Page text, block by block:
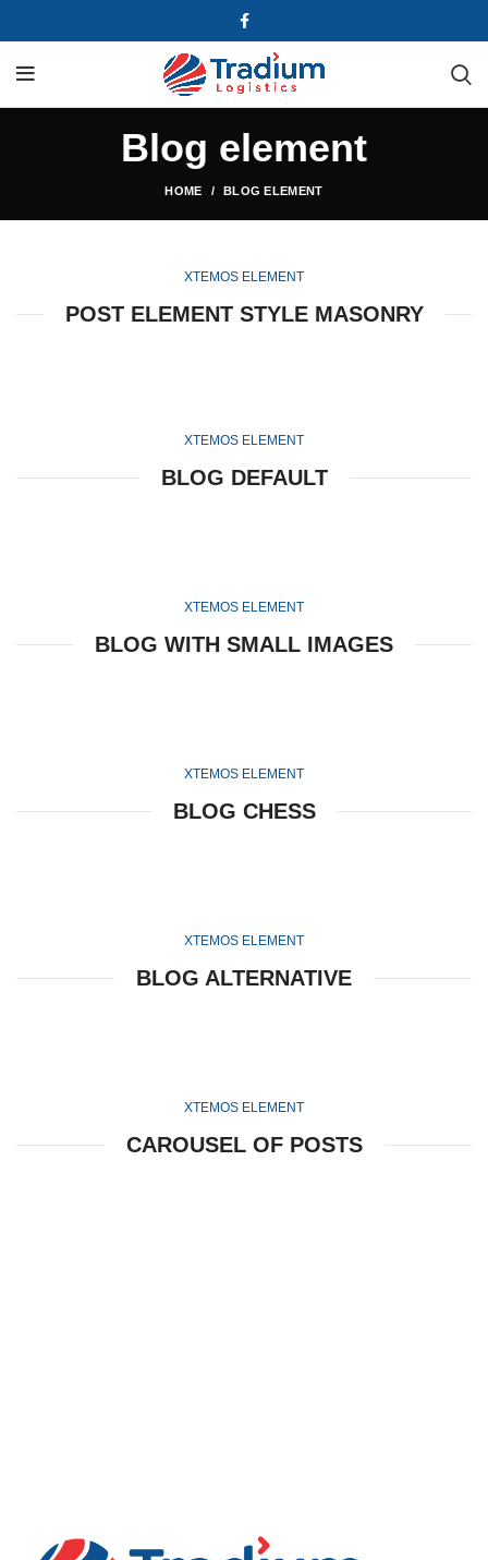
Blog element
HOME BLOG ELEMENT
XTEMOS ELEMENT
POST ELEMENT STYLE MASONRY
XTEMOS ELEMENT
BLOG DEFAULT
XTEMOS ELEMENT
BLOG WITH SMALL IMAGES
XTEMOS ELEMENT
BLOG CHESS
XTEMOS ELEMENT
BLOG ALTERNATIVE
XTEMOS ELEMENT
CAROUSEL OF POSTS